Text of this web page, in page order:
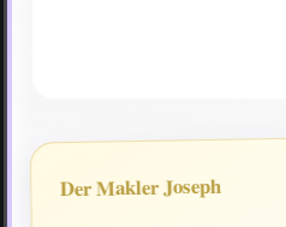
Der Makler Joseph